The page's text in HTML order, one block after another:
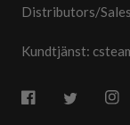
Distributors/
Kundtjänst: